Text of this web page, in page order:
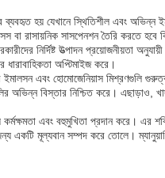
ব্যবহৃত হয় যেখানে স্থিতিশীল এবং
রাসায়নিক সাসপেনশন তৈরি করতে
নির্দিষ্ট উত্পাদন প্রয়োজনীয়তা
ধারাবাহিকতা অপ্টিমাইজ করে।
এবং হোমোজেনিয়াস মিশ্রণগুলি
অভিন্ন বিস্তার নিশ্চিত করে। এছাড়াও,
এবং বহুমুখিতা প্রদান করে। এর
একটি মূল্যবান সম্পদ করে তোলে।